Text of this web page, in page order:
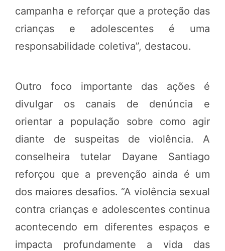
campanha e reforçar que a proteção das
crianças e adolescentes é uma
responsabilidade coletiva”, destacou.
Outro foco importante das ações é
divulgar os canais de denúncia e
orientar a população sobre como agir
diante de suspeitas de violência. A
conselheira tutelar Dayane Santiago
reforçou que a prevenção ainda é um
dos maiores desafios. “A violência sexual
contra crianças e adolescentes continua
acontecendo em diferentes espaços e
impacta profundamente a vida das